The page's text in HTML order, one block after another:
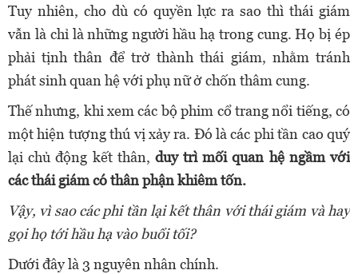
Tuy nhiên, cho dù có quyền lực ra sao thì thái giám
vẫn là chỉ là những người hầu hạ trong cung. Họ bị ép
phải tịnh thân để trở thành thái giám, nhằm tránh
phát sinh quan hệ với phụ nữ ở chốn thâm cung.
Thế nhưng, khi xem các bộ phim cổ trang nổi tiếng, có
một hiện tượng thú vị xảy ra. Đó là các phi tần cao quý
lại chủ động kết thân, duy trì mối quan hệ ngầm với
các thái giám có thân phận khiêm tốn.
Vậy, vì sao các phi tần lại kết thân với thái giám và hay
gọi họ tới hầu hạ vào buổi tối?
Dưới đây là 3 nguyên nhân chính.